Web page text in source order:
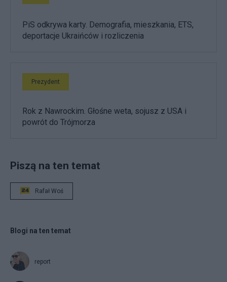
PiS odkrywa karty. Demografia, mieszkania, ETS,
deportacje Ukraińców i rozliczenia
Prezydent
Rok z Nawrockim. Głośne weta, sojusz z USA i
powrót do Trójmorza
Piszą na ten temat
Rafał Woś
Blogi na ten temat
report